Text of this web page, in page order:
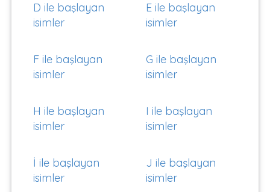
D ile başlayan
isimler
E ile başlayan
isimler
F ile başlayan
isimler
G ile başlayan
isimler
H ile başlayan
isimler
I ile başlayan
isimler
İ ile başlayan
isimler
J ile başlayan
isimler